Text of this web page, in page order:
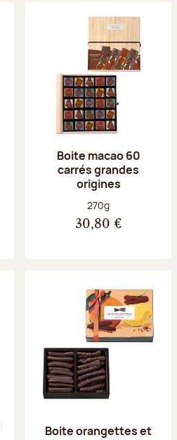
Boite macao 60
carrés grandes
origines
Poids net :
270g
30,80 €
Boite orangettes et